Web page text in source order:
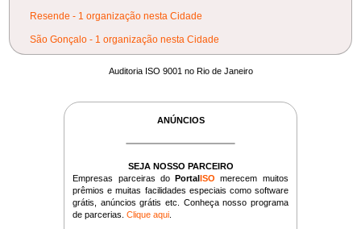
Resende - 1 organização nesta Cidade
São Gonçalo - 1 organização nesta Cidade
Auditoria ISO 9001 no Rio de Janeiro
ANÚNCIOS
SEJA NOSSO PARCEIRO
Empresas parceiras doPortalISO merecem muitos
prêmios e muitas facilidades especiais como software
grátis, anúncios grátis etc. Conheça nosso programa
de parcerias.Clique aqui